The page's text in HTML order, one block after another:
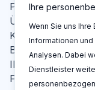
Preise
Über Uns
Kontakt
Blog
IP-Glossar
FAQ
Ihre
Wenn Sie uns
Informationen
Analysen. Dabei
Dienstleister